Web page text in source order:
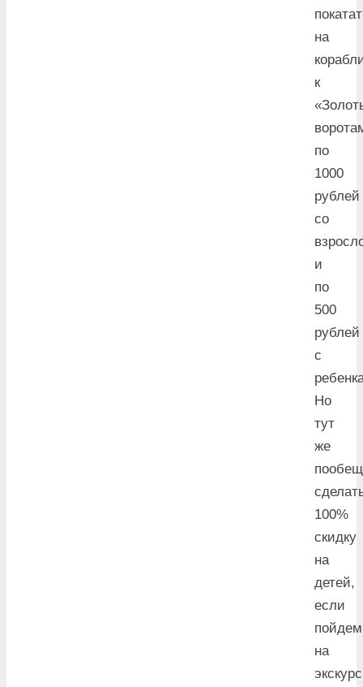
на
к
по
1000
рублей
со
и
по
500
рублей
с
Но
тут
же
100%
скидку
на
детей,
если
пойдем
на